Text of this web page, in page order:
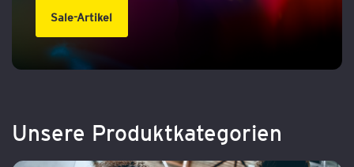
Sale-Artikel
Unsere Produktkategorien